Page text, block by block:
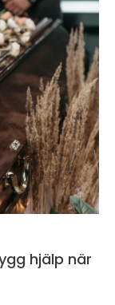
hjälp när